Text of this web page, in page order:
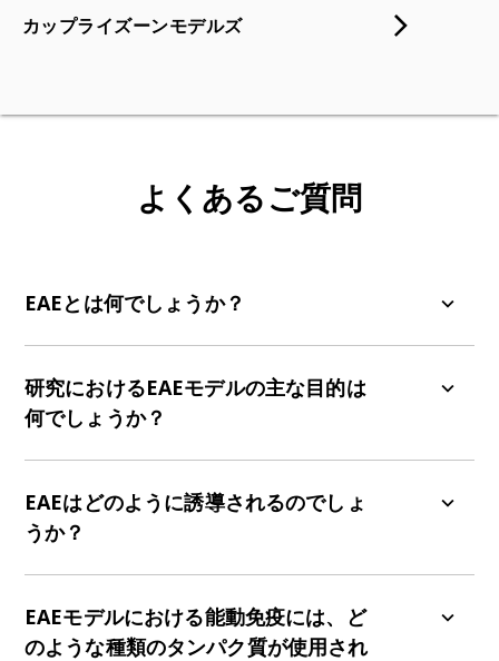
カップライズーンモデルズ
よくあるご質問
EAEとは何でしょうか？
ーT細胞と単球によって引き起こされる中枢神経系
の炎症および脱髄を特徴とする自己免疫疾患の動
物モデルです。
研究におけるEAEモデルの主な目的は
何でしょうか？
メカニズムの解明、ならびに潜在的な治療法の検
証において極めて重要です。
EAEはどのように誘導されるのでしょ
うか？
またはミエリン抗原を標的とする活性化CD4+ T細
胞の受動移入によって誘導することが可能です。
EAEモデルにおける能動免疫には、ど
のような種類のタンパク質が使用され